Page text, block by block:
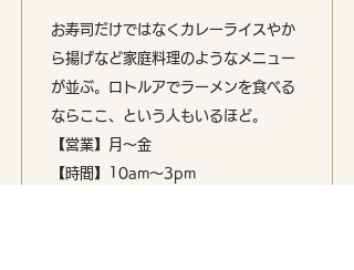
お寿司だけではなくカレーライスやか
ら揚げなど家庭料理のようなメニュー
が並ぶ。ロトルアでラーメンを食べる
ならここ、という人もいるほど。
【営業】月〜金
【時間】10am〜3pm